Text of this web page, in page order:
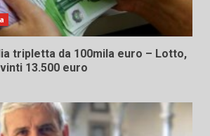
tripletta da 100mila euro – Lotto,
13.500 euro